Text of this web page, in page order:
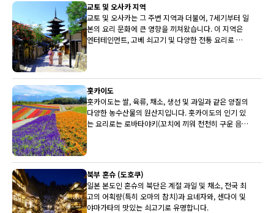
교토 및 오사카 지역
교토 및 오사카는 그 주변 지역과 더불어, 7세기부터 일
본의 요리 문화에 큰 영향을 끼쳐왔습니다. 이 지역은
엔터테인먼트, 고베 쇠고기 및 다양한 전통 요리로 유
홋카이도
홋카이도는 쌀, 육류, 채소, 생선 및 과일과 같은 양질의
다양한 농수산물의 원산지입니다. 홋카이도의 인기 있
는 요리로는 로바타야키(꼬치에 끼워 천천히 구운 음
북부 혼슈 (도호쿠)
일본 본도인 혼슈의 북단은 계절 과일 및 채소, 전국 최
고의 어획량(특히 오마의 참치)과 요네자와, 센다이 및
야마가타의 맛있는 쇠고기로 유명합니다.